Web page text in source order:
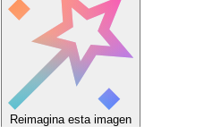
Reimagina esta imagen